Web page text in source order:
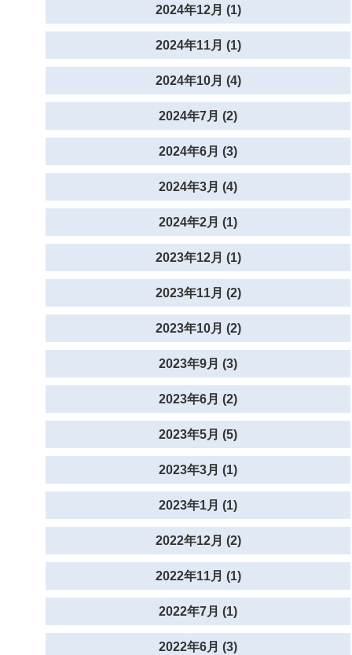
2024年12月 (1)
2024年11月 (1)
2024年10月 (4)
2024年7月 (2)
2024年6月 (3)
2024年3月 (4)
2024年2月 (1)
2023年12月 (1)
2023年11月 (2)
2023年10月 (2)
2023年9月 (3)
2023年6月 (2)
2023年5月 (5)
2023年3月 (1)
2023年1月 (1)
2022年12月 (2)
2022年11月 (1)
2022年7月 (1)
2022年6月 (3)